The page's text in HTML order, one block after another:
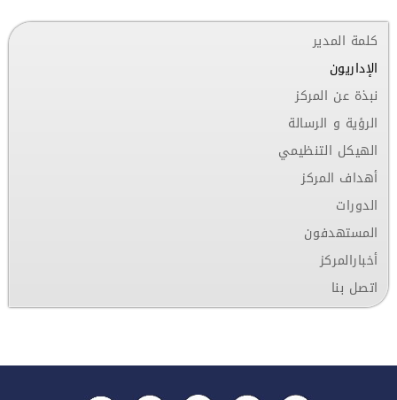
كلمة المدير
الإداريون
نبذة عن المركز
الرؤية و الرسالة
الهيكل التنظيمي
أهداف المركز
الدورات
المستهدفون
أخبارالمركز
اتصل بنا